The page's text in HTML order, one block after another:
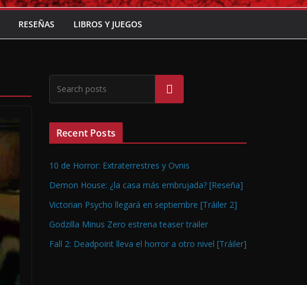
RESEÑAS LIBROS Y JUEGOS
Buscar
Recent Posts
10 de Horror: Extraterrestres y Ovnis
Demon House: ¿la casa más embrujada? [Reseña]
Victorian Psycho llegará en septiembre [Tráiler 2]
Godzilla Minus Zero estrena teaser trailer
Fall 2: Deadpoint lleva el horror a otro nivel [Tráiler]